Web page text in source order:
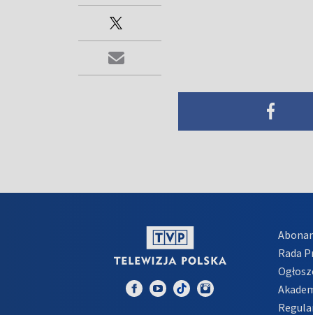
Rada